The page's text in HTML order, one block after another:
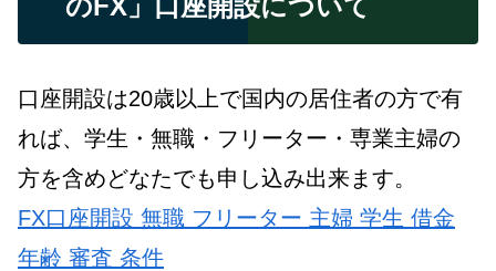
のFX」口座開設について
口座開設は20歳以上で国内の居住者の方で有
れば、学生・無職・フリーター・専業主婦の
方を含めどなたでも申し込み出来ます。
FX口座開設 無職 フリーター 主婦 学生 借金
年齢 審査 条件